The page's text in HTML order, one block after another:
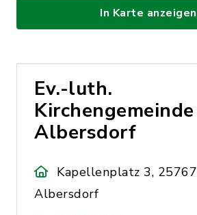
In Karte anzeigen
Ev.-luth.
Kirchengemeinde
Albersdorf
Kapellenplatz 3, 25767
Albersdorf